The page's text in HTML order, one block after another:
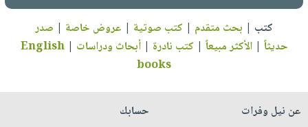
كتب | بحث متقدم | كتب صوتية | عروض خاصة | صدر
حديثاً |الأكثر مبيعاً | كتب نادرة |أبحاث ودراسات |
English
books
عن نيل وفرات
حسابك